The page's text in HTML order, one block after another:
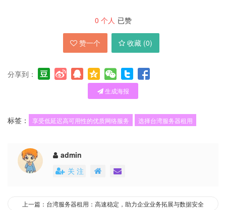
能够为亚太区用户带来卓越的访问速度，显著降低
网络延迟，这对于实时性要求高的在线游戏、金融
延迟，即数据从用户端发送到服务器并返回所需的
时间，是衡量网络服务质量的核心指标之一。台湾
厚的位置。
0 个人 已赞
赞一个 收藏 (0)
分享到：
生成海报
标签： 享受低延迟高可用性的优质网络服务 选择台湾服务器租用
admin
关 注
上一篇：台湾服务器租用：高速稳定，助力企业业务拓展与数据安全